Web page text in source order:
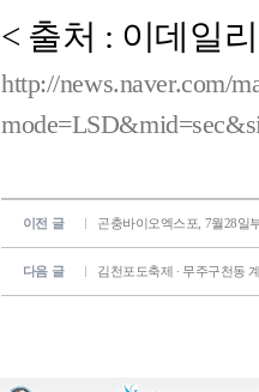
이전 글 곤충바이오엑스포, 7월28일
다음 글 김천포도축제 ∙ 무주구천동
< 출처 : 이데일
http://news.naver.com/